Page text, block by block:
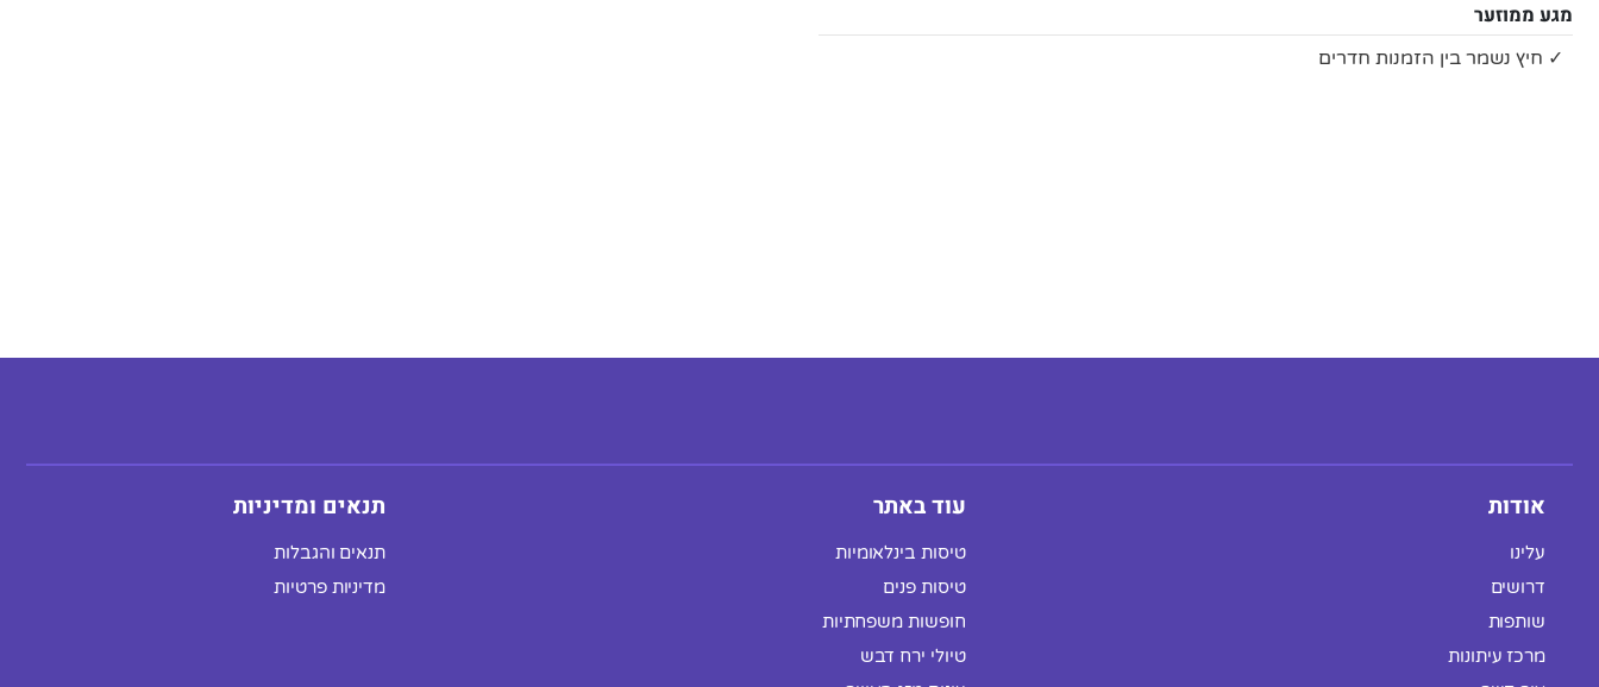
מגע ממוזער
✓ חיץ נשמר בין הזמנות חדרים
אודות
עלינו
דרושים
שותפות
מרכז עיתונות
עוד באתר
טיסות בינלאומיות
טיסות פנים
חופשות משפחתיות
טיולי ירח דבש
תנאים ומדיניות
תנאים והגבלות
מדיניות פרטיות